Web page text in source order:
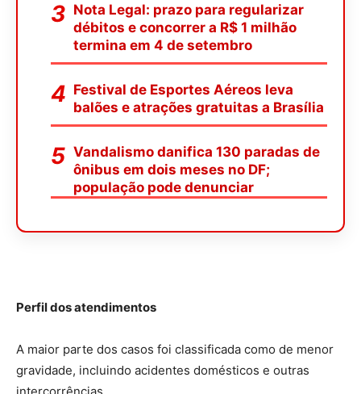
Nota Legal: prazo para regularizar
débitos e concorrer a R$ 1 milhão
termina em 4 de setembro
Festival de Esportes Aéreos leva
balões e atrações gratuitas a Brasília
Vandalismo danifica 130 paradas de
ônibus em dois meses no DF;
população pode denunciar
Perfil dos atendimentos
A maior parte dos casos foi classificada como de menor
gravidade, incluindo acidentes domésticos e outras